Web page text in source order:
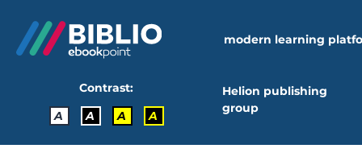
modern learning
Contrast:
A
A A A
Helion publishing
group